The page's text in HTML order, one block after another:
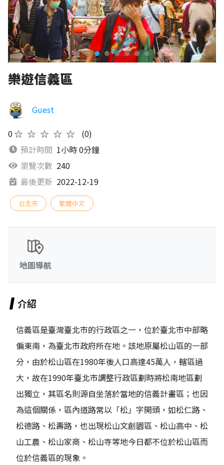
樂遊信義區
Guest
0★★★★★
(0)
預計時間 1小時 0分鐘
瀏覽次數 240
最後更新 2022-12-19
台北市 繁體中文
地圖導航
介紹
信義區是臺灣臺北市的行政區之一，位於臺北市中部略
偏東南，為臺北市政府所在地。該地原屬松山區的一部
分，由於松山區在1980年後人口高達45萬人，轄區過
大，故在1990年臺北市調整行政區劃時將松南地區劃
出獨立，其區名則源自坐落於當地的信義計畫區；也因
為這個關係，區內道路常以「松」字開頭，如松仁路、
松德路、松壽路，也出現松山文創園區、松山高中、松
山工農、松山家商、松山寺等地今日都不位於松山區而
位於信義區的現象。